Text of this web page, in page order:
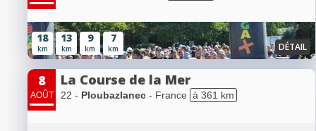
18
km
13
km
9
km
7
km DÉTAIL
8
AOÛT
La Course de la Mer
22 - Ploubazlanec - France à 361 km